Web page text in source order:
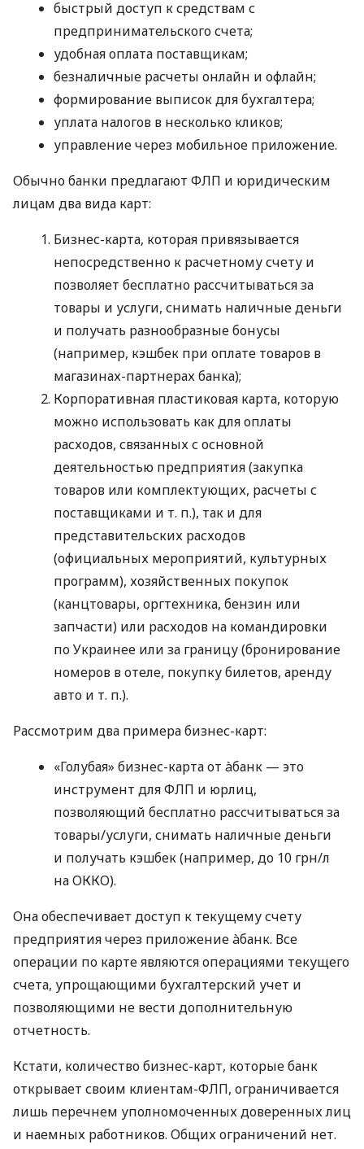
быстрый доступ к средствам с
предпринимательского счета;
удобная оплата поставщикам;
безналичные расчеты онлайн и офлайн;
формирование выписок для бухгалтера;
уплата налогов в несколько кликов;
управление через мобильное приложение.
Обычно банки предлагают ФЛП и юридическим
лицам два вида карт:
Бизнес-карта, которая привязывается
непосредственно к расчетному счету и
позволяет бесплатно рассчитываться за
товары и услуги, снимать наличные деньги
и получать разнообразные бонусы
(например, кэшбек при оплате товаров в
магазинах-партнерах банка);
Корпоративная пластиковая карта, которую
можно использовать как для оплаты
расходов, связанных с основной
деятельностью предприятия (закупка
товаров или комплектующих, расчеты с
поставщиками и т. п.), так и для
представительских расходов
(официальных мероприятий, культурных
программ), хозяйственных покупок
(канцтовары, оргтехника, бензин или
запчасти) или расходов на командировки
по Украинее или за границу (бронирование
номеров в отеле, покупку билетов, аренду
авто и т. п.).
Рассмотрим два примера бизнес-карт:
«Голубая» бизнес-карта от àбанк — это
инструмент для ФЛП и юрлиц,
позволяющий бесплатно рассчитываться за
товары/услуги, снимать наличные деньги
и получать кэшбек (например, до 10 грн/л
на ОККО).
Она обеспечивает доступ к текущему счету
предприятия через приложение àбанк. Все
операции по карте являются операциями текущего
счета, упрощающими бухгалтерский учет и
позволяющими не вести дополнительную
отчетность.
Кстати, количество бизнес-карт, которые банк
открывает своим клиентам-ФЛП, ограничивается
лишь перечнем уполномоченных доверенных лиц
и наемных работников. Общих ограничений нет.